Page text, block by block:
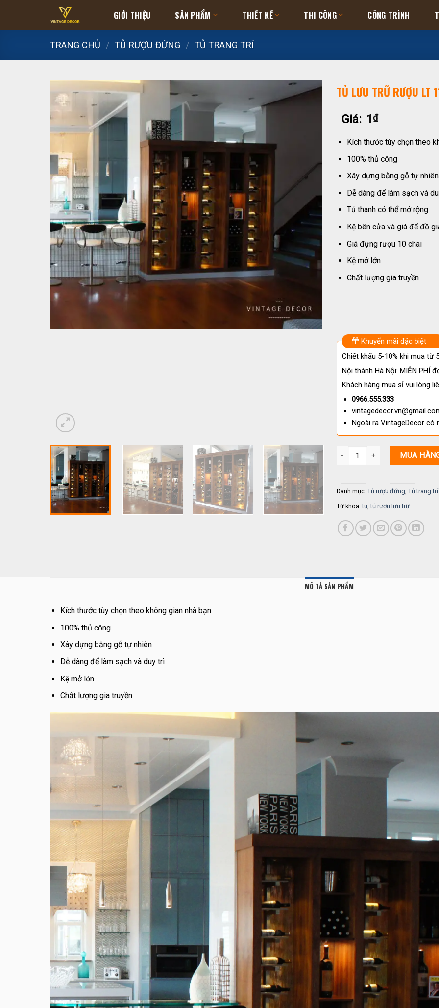
content
GIỚI THIỆU SẢN PHẨM THIẾT KẾ THI CÔNG CÔNG TRÌNH
TRANG CHỦ / TỦ RƯỢU ĐỨNG / TỦ TRANG TRÍ
TỦ LƯU TRỮ RƯỢU LT
Giá: 1 ₫
Kích thước tùy chọn theo
100% thủ công
Xây dựng bằng gỗ tự nhiên
Dễ dàng để làm sạch và
Tủ thanh có thể mở rộng
Kệ bên cửa và giá để đồ
Giá đựng rượu 10 chai
Kệ mở lớn
Chất lượng gia truyền
Khuyến mãi đặc biệt
Chiết khấu 5-10% khi mua từ
Nội thành Hà Nội: MIỄN PHÍ
Khách hàng mua sỉ vui lòng
0966.555.333
Ngoài ra VintageDecor có
Tủ lưu trữ rượu LT 114 số lượng
MUA
Danh mục: Tủ rượu đứng, Tủ trang trí
Từ khóa:tủ,tủ rượu lưu trữ
MÔ TẢ SẢN PHẨM
Kích thước tùy chọn theo không gian nhà bạn
100% thủ công
Xây dựng bằng gỗ tự nhiên
Dễ dàng để làm sạch và duy trì
Kệ mở lớn
Chất lượng gia truyền